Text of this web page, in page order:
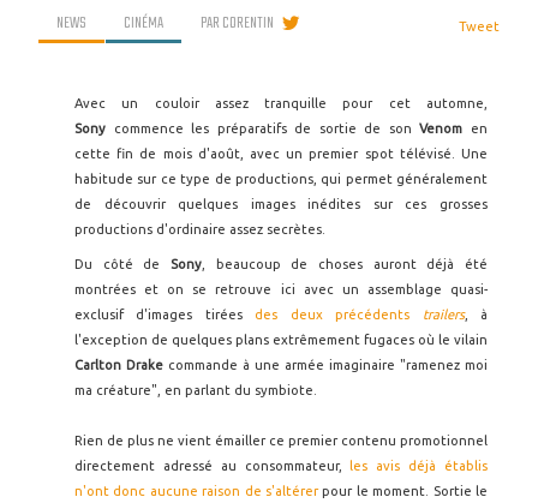
NEWS CINÉMA PARCORENTIN Tweet
Avec un couloir assez tranquille pour cet automne,
Sony commence les préparatifs de sortie de sonVenom en
cette fin de mois d'août, avec un premier spot télévisé. Une
habitude sur ce type de productions, qui permet généralement
de découvrir quelques images inédites sur ces grosses
productions d'ordinaire assez secrètes.
Du côté de Sony , beaucoup de choses auront déjà été
montrées et on se retrouve ici avec un assemblage quasi-
exclusif d'images tirées des deux précédents trailers, à
l'exception de quelques plans extrêmement fugaces où le vilain
Carlton Drake commande à une armée imaginaire "ramenez moi
ma créature", en parlant du symbiote.
Rien de plus ne vient émailler ce premier contenu promotionnel
directement adressé au consommateur, les avis déjà établis
n'ont donc aucune raison de s'altérerpour le moment. Sortie le